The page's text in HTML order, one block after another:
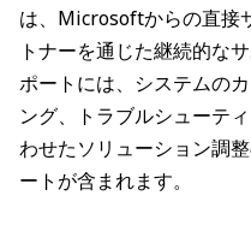
は、Microsoftからの直接
トナーを通じた継続的な
ポートには、システムの
ング、トラブルシューテ
わせたソリューション調
ートが含まれます。